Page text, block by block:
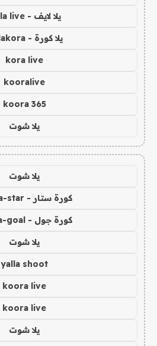
يلا لايف - yalla live
يلا كورة - yallakora
kora live
kooralive
koora 365
يلا شوت
يلا شوت
كورة ستار - koora-star
كورة جول - koora-goal
يلا شوت
yalla shoot
koora live
koora live
يلا شوت